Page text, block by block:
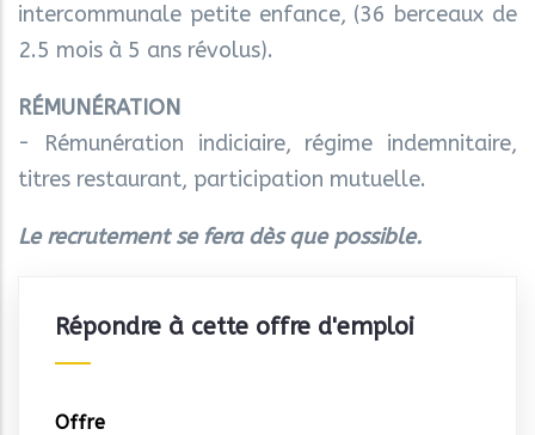
intercommunale petite enfance, (36 berceaux de
2.5 mois à 5 ans révolus).
RÉMUNÉRATION
- Rémunération indiciaire, régime indemnitaire,
titres restaurant, participation mutuelle.
Le recrutement se fera dès que possible.
Répondre à cette offre d'emploi
Offre